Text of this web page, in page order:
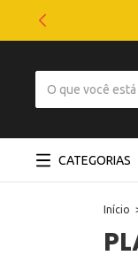
CATEGORIAS
Início